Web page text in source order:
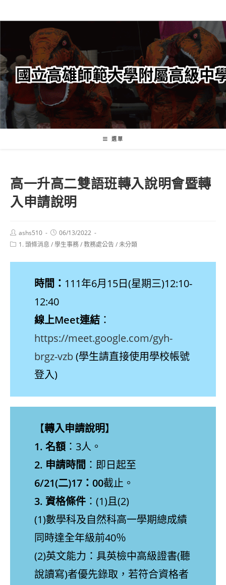
轉
要
內
容
選單
高一升高二雙語班轉入說明會暨轉
入申請說明
Post
author:
ashs510
Post
published:
06/13/2022
Post1. 頭條消息 /學生事務/教務處公告/未分類
時間： 111年6月15日(星期三)12:10-
12:40
線上Meet連結：
https://meet.google.com/gyh-
brgz-vzb(學生請直接使用學校帳號
登入)
【轉入申請說明】
1. 名額：3人。
2. 申請時間 ：即日起至
6/21(二)17：00截止。
3. 資格條件：(1)且(2)
(1)數學科及自然科高一學期總成績
同時達全年級前40％
(2)英文能力：具英檢中高級證書(聽
說讀寫)者優先錄取，若符合資格者